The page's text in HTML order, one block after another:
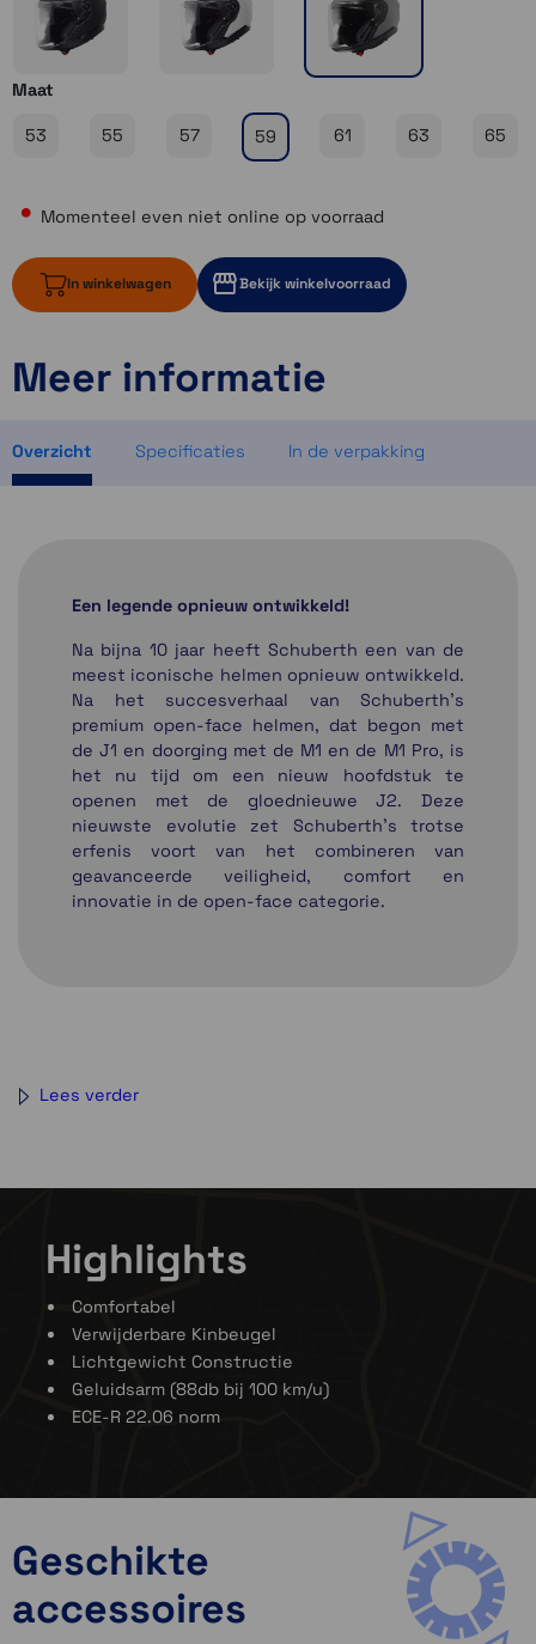
Maat
53 55 57 59 61 63 65
Momenteel even niet online op voorraad
In winkelwagen Bekijk winkelvoorraad
Momenteel even niet op voorraad
Momenteel even niet op voorraad
Meer informatie
Overzicht Specificaties In de verpakking
Een legende opnieuw ontwikkeld!
Na bijna 10 jaar heeft Schuberth een van de
meest iconische helmen opnieuw ontwikkeld.
Na het succesverhaal van Schuberth's
premium open-face helmen, dat begon met
de J1 en doorging met de M1 en de M1 Pro, is
het nu tijd om een ​​nieuw hoofdstuk te
openen met de gloednieuwe J2. Deze
nieuwste evolutie zet Schuberth's trotse
erfenis voort van het combineren van
geavanceerde veiligheid, comfort en
innovatie in de open-face categorie.
Lees verder
Highlights
Comfortabel
Verwijderbare Kinbeugel
Lichtgewicht Constructie
Geluidsarm (88db bij 100 km/u)
ECE-R 22.06 norm
Geschikte
accessoires